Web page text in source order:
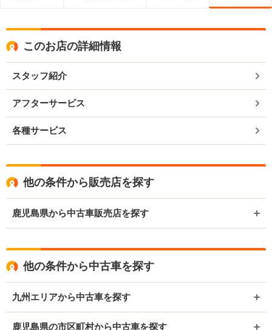
このお店の詳細情報
スタッフ紹介
アフターサービス
各種サービス
他の条件から販売店を探す
鹿児島県から中古車販売店を探す
他の条件から中古車を探す
九州エリアから中古車を探す
鹿児島県の市区町村から中古車を探す